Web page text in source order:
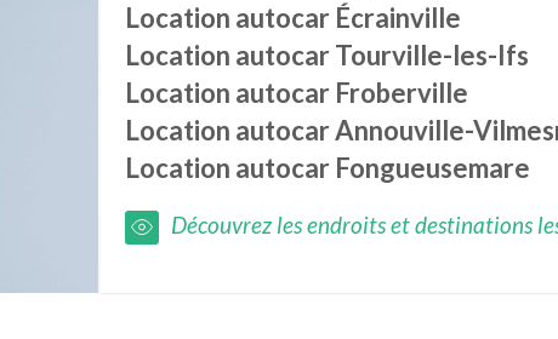
Location autocar Écrainville
Location autocarTourville-les-Ifs
Location autocar Froberville
Location autocarAnnouville-
Location autocar Fongueusemare
Découvrez les endroits et destinations